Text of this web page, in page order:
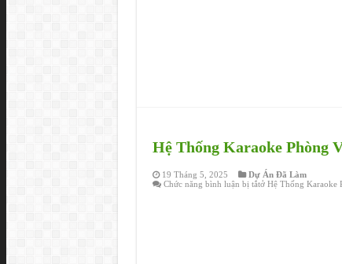
Hệ Thống Karaoke Phòng
19 Tháng 5, 2025
Dự Án Đã Làm
Chức năng bình luận bị tắtở Hệ Thống Karaoke